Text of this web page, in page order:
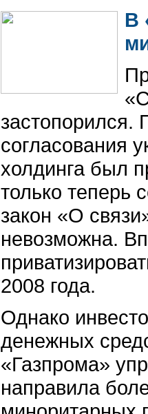
В
застопорился.
согласования
холдинга был
только теперь
закон «О
невозможна.
2008 года.
Однако
денежных
«Газпрома»
направила